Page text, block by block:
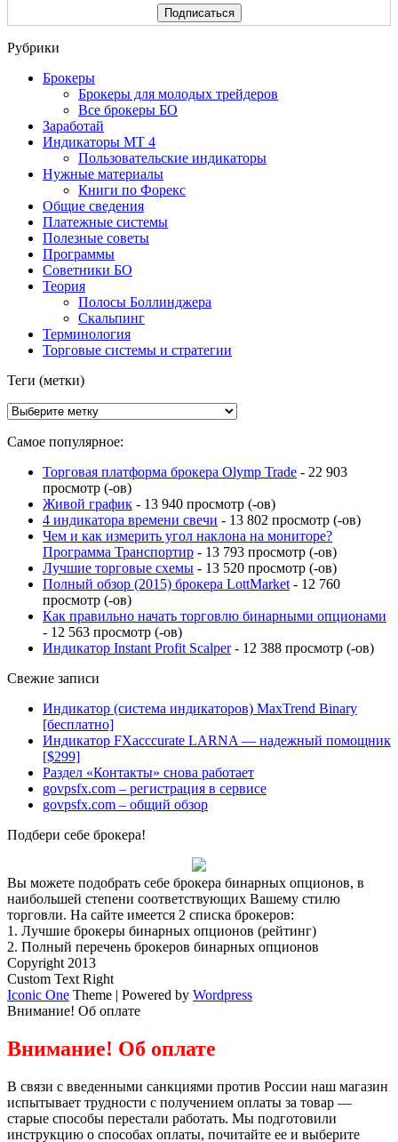
Рубрики
Брокеры
Брокеры для молодых трейдеров
Все брокеры БО
Заработай
Индикаторы МТ 4
Пользовательские индикаторы
Нужные материалы
Книги по Форекс
Общие сведения
Платежные системы
Полезные советы
Программы
Советники БО
Теория
Полосы Боллинджера
Скальпинг
Терминология
Торговые системы и стратегии
Теги (метки)
Самое популярное:
Торговая платформа брокера Olymp Trade - 22 903
просмотр (-ов)
Живой график - 13 940 просмотр (-ов)
4 индикатора времени свечи - 13 802 просмотр (-ов)
Чем и как измерить угол наклона на мониторе?
Программа Транспортир - 13 793 просмотр (-ов)
Лучшие торговые схемы - 13 520 просмотр (-ов)
Полный обзор (2015) брокера LottMarket - 12 760
просмотр (-ов)
Как правильно начать торговлю бинарными опционами
- 12 563 просмотр (-ов)
Индикатор Instant Profit Scalper- 12 388 просмотр (-ов)
Свежие записи
Индикатор (система индикаторов) MaxTrend Binary
[бесплатно]
Индикатор FXacccurate LARNA — надежный помощник
[$299]
Раздел «Контакты» снова работает
govpsfx.com – регистрация в сервисе
govpsfx.com – общий обзор
Подбери себе брокера!
Вы можете подобрать себе брокера бинарных опционов, в
наибольшей степени соответствующих Вашему стилю
торговли. На сайте имеется 2 списка брокеров:
1. Лучшие брокеры бинарных опционов (рейтинг)
2. Полный перечень брокеров бинарных опционов
Copyright 2013
Custom Text Right
Iconic One Theme | Powered by Wordpress
Внимание! Об оплате
Внимание! Об оплате
В связи с введенными санкциями против России наш магазин
испытывает трудности с получением оплаты за товар —
старые способы перестали работать. Мы подготовили
инструкцию о способах оплаты, почитайте ее и выберите